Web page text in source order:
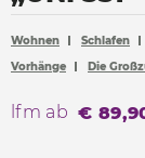
Wohnen Schlafen
Vorhänge
Die
lfm ab €